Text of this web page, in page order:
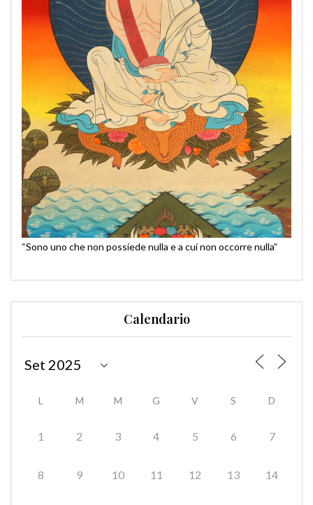
“Sono uno che non possiede nulla e a cui non occorre nulla”
Calendario
L M M G V S D
1 2 3 4 5 6 7
8 9 10 11 12 13 14